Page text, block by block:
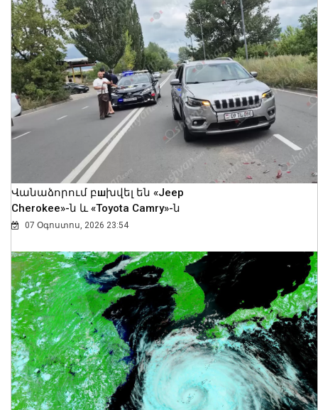
Վանաձորում բшխվել են «Jeep
Cherokee»-ն և «Toyota Camry»-ն
07 Օգոստոս, 2026 23:54